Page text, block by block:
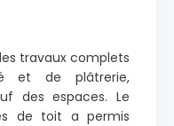
travaux complets
et de plâtrerie,
des espaces. Le
de toit a permis